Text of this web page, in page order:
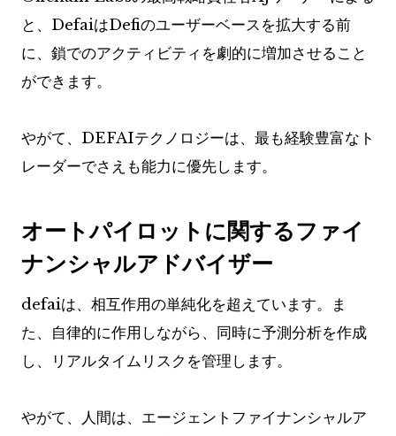
と、DefaiはDefiのユーザーベースを拡大する前
に、鎖でのアクティビティを劇的に増加させること
ができます。
やがて、DEFAIテクノロジーは、最も経験豊富なト
レーダーでさえも能力に優先します。
オートパイロットに関するファイ
ナンシャルアドバイザー
defaiは、相互作用の単純化を超えています。ま
た、自律的に作用しながら、同時に予測分析を作成
し、リアルタイムリスクを管理します。
やがて、人間は、エージェントファイナンシャルア